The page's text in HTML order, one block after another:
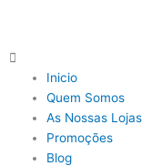
Main
Menu
Inicio
Quem Somos
As Nossas Lojas
Promoções
Blog